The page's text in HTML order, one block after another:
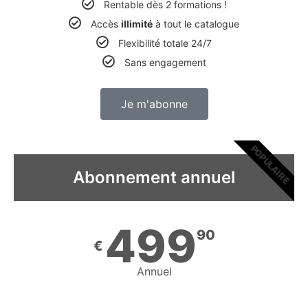
Rentable dès 2 formations !
Accès illimité à tout le catalogue
Flexibilité totale 24/7
Sans engagement
Je m'abonne
POPULAIRE
Abonnement annuel
€ 49990
Annuel